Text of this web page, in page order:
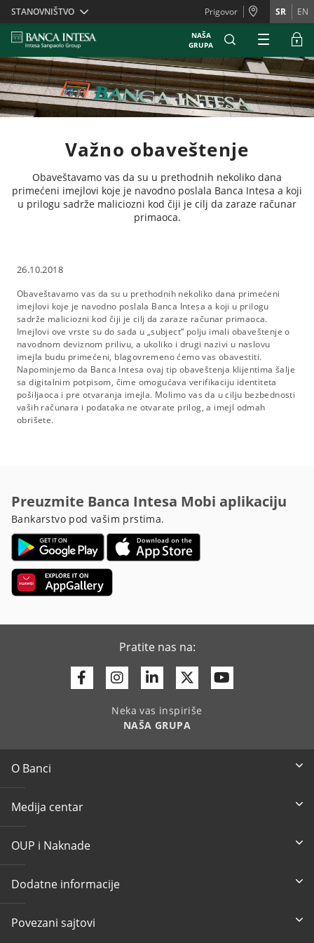
Skiplinks
STANOVNIŠTVO Prigovor SR EN
NAŠA
GRUPA
Važno obaveštenje
Obaveštavamo vas da su u prethodnih nekoliko dana
primećeni imejlovi koje je navodno poslala Banca Intesa a koji
u prilogu sadrže maliciozni kod čiji je cilj da zaraze računar
primaoca.
26.10.2018
Obaveštavamo vas da su u prethodnih nekoliko dana primećeni
imejlovi koje je navodno poslala Banca Intesa a koji u prilogu
sadrže maliciozni kod čiji je cilj da zaraze računar primaoca.
Imejlovi ove vrste su do sada u „subject“ polju imali obaveštenje o
navodnom deviznom prilivu, a ukoliko i drugi nazivi u naslovu
imejla budu primećeni, blagovremeno ćemo vas obavestiti.
Napominjemo da Banca Intesa ovaj tip obaveštenja klijentima šalje
sa digitalnim potpisom, čime omogućava verifikaciju identiteta
pošiljaoca i pre otvaranja imejla. Molimo vas da u cilju bezbednosti
vaših računara i podataka ne otvarate prilog, a imejl odmah
obrišete.
Preuzmite Banca Intesa Mobi aplikaciju
Bankarstvo pod vašim prstima.
Pratite nas na:
FacebookInstagram
LinkedinTwitter
Neka vas inspiriše
NAŠA GRUPA
O Banci
Medija centar
OUP i Naknade
Dodatne informacije
Povezani sajtovi